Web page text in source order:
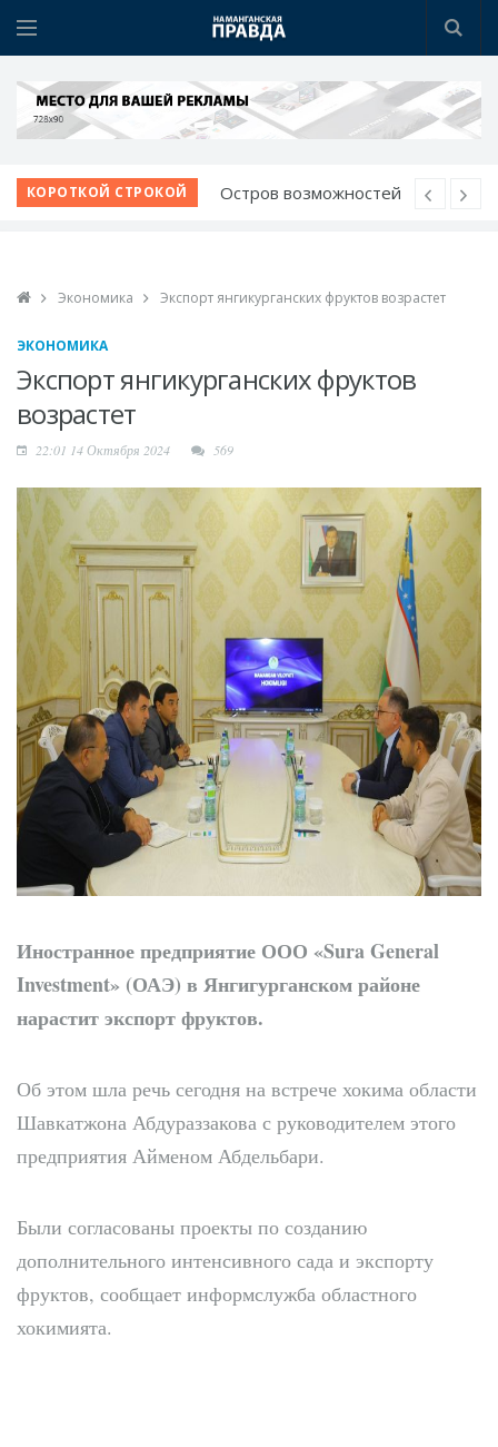
КОРОТКОЙ СТРОКОЙ
Остров возможностей
строителей
Шаг за шагом к
преображаются
Новые дороги и
рабочие места: проекты
Учкургана набирают
темп
Экономика Экспорт янгикурганских фруктов возрастет
ЭКОНОМИКА
Экспорт янгикурганских фруктов
возрастет
22:01 14 Октября 2024 569
Иностранное предприятие ООО «Sura General
Investment» (ОАЭ) в Янгигурганском районе
нарастит экспорт фруктов.
Об этом шла речь сегодня на встрече хокима области
Шавкатжона Абдураззакова с руководителем этого
предприятия Айменом Абдельбари.
Были согласованы проекты по созданию
дополнительного интенсивного сада и экспорту
фруктов, сообщает информслужба областного
хокимията.